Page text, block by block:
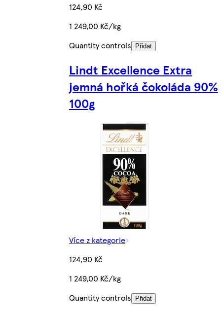
124,90 Kč
1 249,00 Kč/kg
Quantity controls
Přidat
Lindt Excellence Extra
jemná hořká čokoláda 90%
100g
Více z kategorie
124,90 Kč
1 249,00 Kč/kg
Quantity controls
Přidat